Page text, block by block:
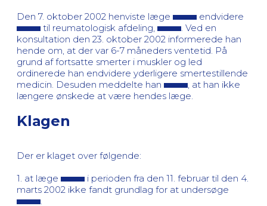
Den 7. oktober 2002 henviste læge
endvidere
til reumatologisk afdeling,
. Ved en
konsultation den 23. oktober 2002 informerede han
hende om, at der var 6-7 måneders ventetid. På
grund af fortsatte smerter i muskler og led
ordinerede han endvidere yderligere smertestillende
medicin. Desuden meddelte han
, at han ikke
længere ønskede at være hendes læge.
Klagen
Der er klaget over følgende:
1. at læge
i perioden fra den 11. februar til den 4.
marts 2002 ikke fandt grundlag for at undersøge